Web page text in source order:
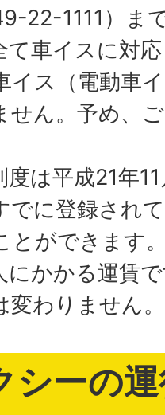
22-1111）ま
て車イスに対
イス（電動車
せん。予め、
度は平成21年
でに登録され
とができます
にかかる運賃
変わりません。
シーの